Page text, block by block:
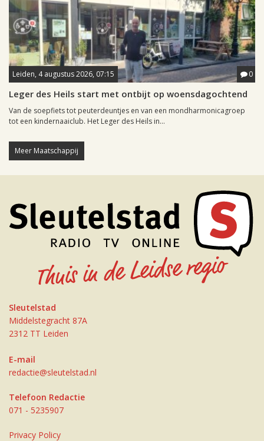
Leiden, 4 augustus 2026, 07:15 0
Leger des Heils start met ontbijt op woensdagochtend
Van de soepfiets tot peuterdeuntjes en van een mondharmonicagroep
tot een kindernaaiclub. Het Leger des Heils in...
Meer Maatschappij
Sleutelstad
Middelstegracht 87A
2312 TT Leiden
E-mail
redactie@sleutelstad.nl
Telefoon Redactie
071 - 5235907
Privacy Policy